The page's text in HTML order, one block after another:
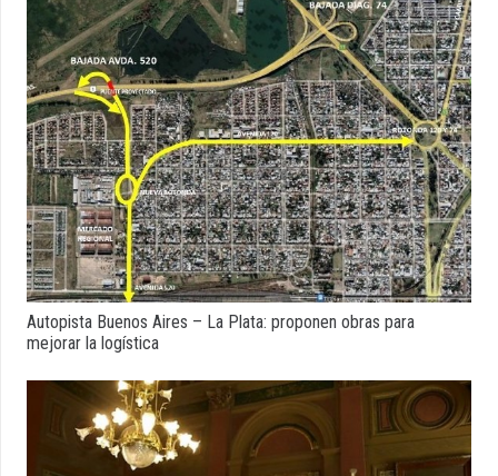
Autopista Buenos Aires – La Plata: proponen obras para
mejorar la logística